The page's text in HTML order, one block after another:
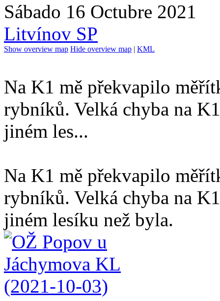
Sábado 16 Octubre 2021
Litvínov SP
Show overview map Hide overview map | KML
Na K1 mě překvapilo
rybníků. Velká chyba na
jiném les...
Na K1 mě překvapilo
rybníků. Velká chyba na
jiném lesíku než byla.